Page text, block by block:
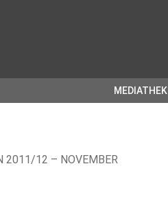
MEDIATHEK
2011/12 – NOVEMBER